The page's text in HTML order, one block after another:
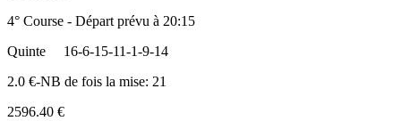
4° Course - Départ prévu à 20:15
Quinte
16-6-15-11-1-9-14
2.0 €-NB de fois la mise: 21
2596.40 €